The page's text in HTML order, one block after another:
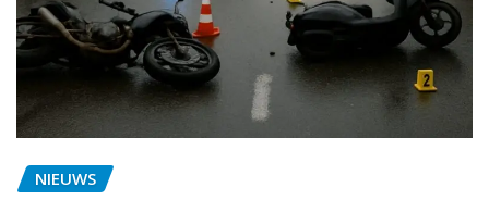
NIEUWS